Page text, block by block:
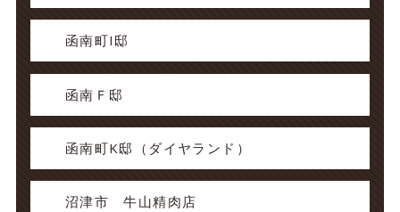
函南町I邸
函南Ｆ邸
函南町K邸（ダイヤランド）
沼津市 牛山精肉店